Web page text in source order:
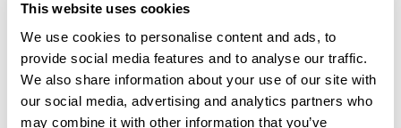
This website uses cookies
We use cookies to personalise content and ads, to
provide social media features and to analyse our traffic.
We also share information about your use of our site with
our social media, advertising and analytics partners who
may combine it with other information that you’ve
Añadir una opinión